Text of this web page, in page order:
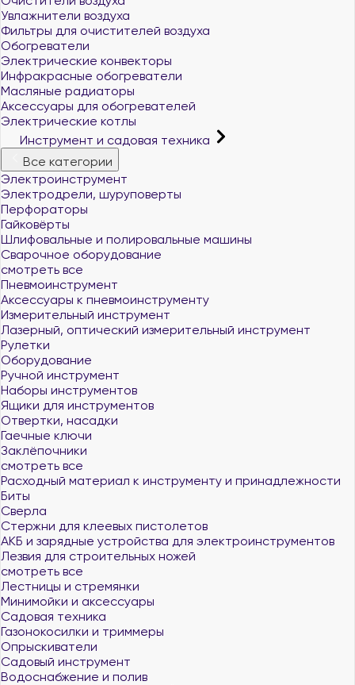
Увлажнители воздуха
Фильтры для очистителей воздуха
Обогреватели
Электрические конвекторы
Инфракрасные обогреватели
Масляные радиаторы
Аксессуары для обогревателей
Электрические котлы
Инструмент и садовая техника
Все категории
Электроинструмент
Электродрели, шуруповерты
Перфораторы
Гайковёрты
Шлифовальные и полировальные машины
Сварочное оборудование
смотреть все
Пневмоинструмент
Аксессуары к пневмоинструменту
Измерительный инструмент
Лазерный, оптический измерительный инструмент
Рулетки
Оборудование
Ручной инструмент
Наборы инструментов
Ящики для инструментов
Отвертки, насадки
Гаечные ключи
Заклёпочники
смотреть все
Расходный материал к инструменту и принадлежности
Биты
Сверла
Стержни для клеевых пистолетов
АКБ и зарядные устройства для электроинструментов
Лезвия для строительных ножей
смотреть все
Лестницы и стремянки
Минимойки и аксессуары
Садовая техника
Газонокосилки и триммеры
Опрыскиватели
Садовый инструмент
Водоснабжение и полив